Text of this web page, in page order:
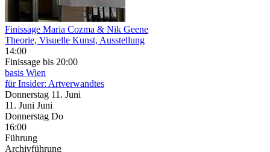
Finissage Maria Cozma & Nik Geene
Theorie, Visuelle Kunst, Ausstellung
14:00
Finissage bis 20:00
basis Wien
für Insider: Artverwandtes
Donnerstag 11. Juni
11. Juni Juni
Donnerstag Do
16:00
Führung
Archivführung